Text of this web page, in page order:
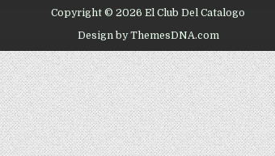
Copyright © 2026 El Club Del Catalogo
Design by ThemesDNA.com